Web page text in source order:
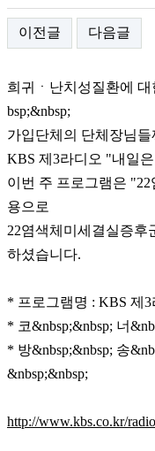
이전글 다음글
희귀ㆍ난치성질환에
bsp;&nbsp;
가입단체의 단체장님
KBS 제3라디오 "내일
이번 주 프로그램은
용으로
22염색체미세결실증후
하셨습니다.
* 프로그램명 : KBS 제
* 코&nbsp;&nbsp; 너
* 방&nbsp;&nbsp; 송
&nbsp;&nbsp;
http://www.kbs.co.kr/